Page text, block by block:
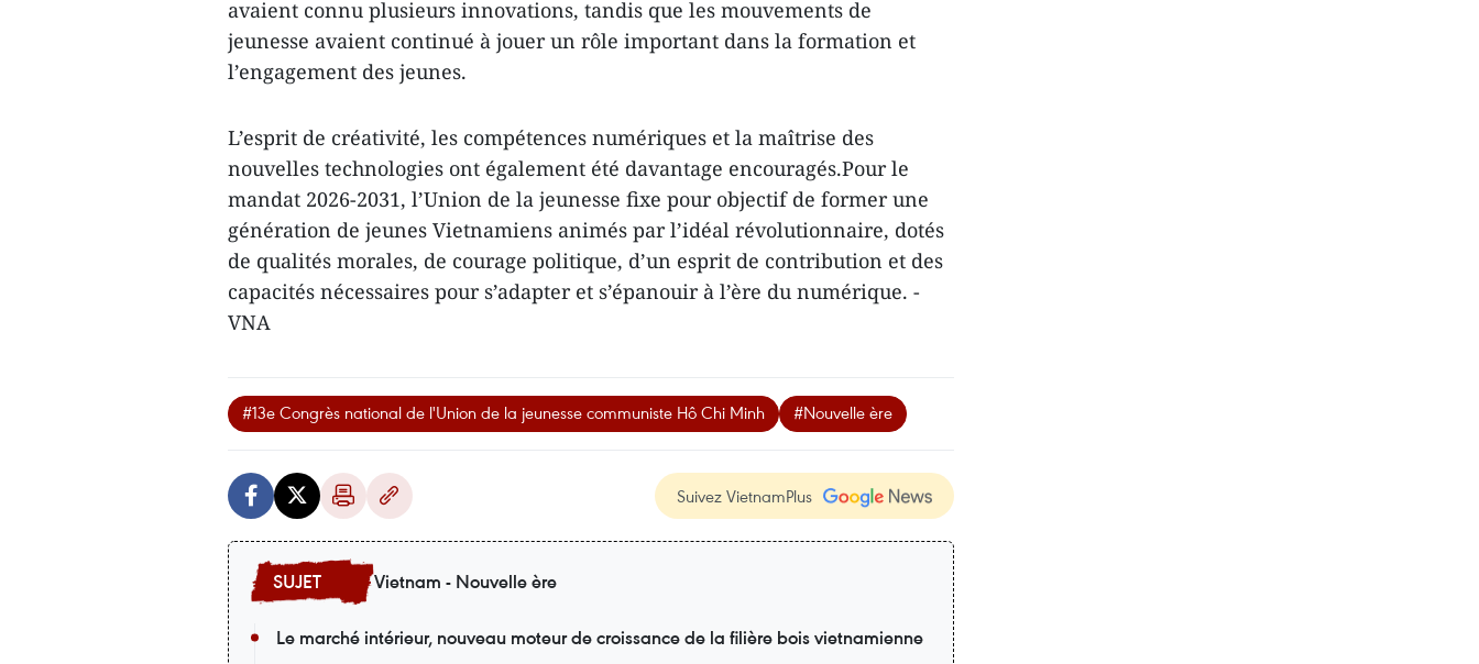
avaient connu plusieurs innovations, tandis que les mouvements de
jeunesse avaient continué à jouer un rôle important dans la formation et
l’engagement des jeunes.
L’esprit de créativité, les compétences numériques et la maîtrise des
nouvelles technologies ont également été davantage encouragés.Pour le
mandat 2026-2031, l’Union de la jeunesse fixe pour objectif de former une
génération de jeunes Vietnamiens animés par l’idéal révolutionnaire, dotés
de qualités morales, de courage politique, d’un esprit de contribution et des
capacités nécessaires pour s’adapter et s’épanouir à l’ère du numérique. -
VNA
#13e Congrès national de l'Union de la jeunesse communiste Hô Chi Minh #Nouvelle ère
Suivez VietnamPlus
Vietnam - Nouvelle ère
Le marché intérieur, nouveau moteur de croissance de la filière bois vietnamienne